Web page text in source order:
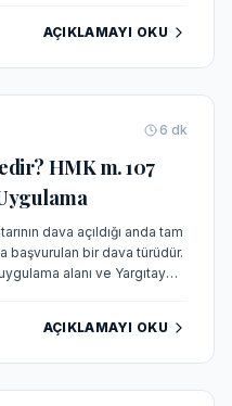
AÇIKLAMAYI OKU
6 dk
HMK m. 107
dava açıldığı anda tam
başvurulan bir dava türüdür.
alanı ve Yargıtay
AÇIKLAMAYI OKU